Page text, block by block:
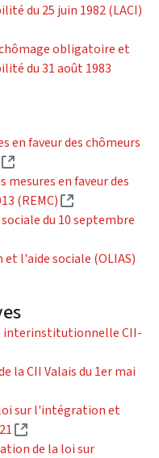
du 25 juin 1982 (LACI)
obligatoire et
du 31 août 1983
en faveur des chômeurs
(Lien externe)
en faveur des
(REMC)
(Lien externe)
du 10 septembre
l'aide sociale (OLIAS)
interinstitutionnelle CII-
externe)
la CII Valais du 1er mai
sur l'intégration et
(Lien externe)
de la loi sur